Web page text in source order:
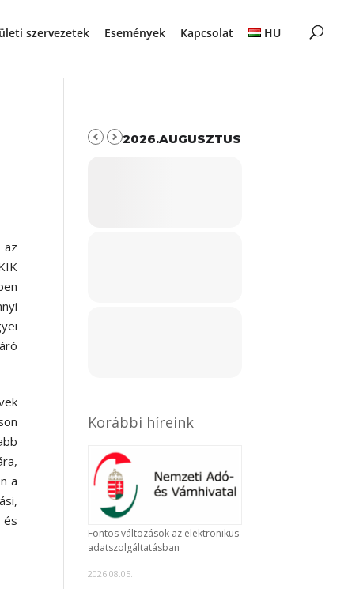
szervezetek Események Kapcsolat HU
az
a
és
2026.AUGUSZTUS
Korábbi híreink
Fontos változások az elektronikus
adatszolgáltatásban
2026.08.05.